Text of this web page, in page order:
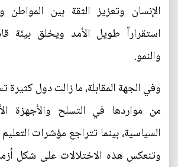
الإنسان وتعزيز الثقة بين
استقراراً طويل الأمد ويخلق بيئة
والنمو.
وفي الجهة المقابلة، ما زالت دول كثيرة
من مواردها في التسلح والأجهزة
السياسية، بينما تتراجع مؤشرات
وتنعكس هذه الاختلالات على شكل